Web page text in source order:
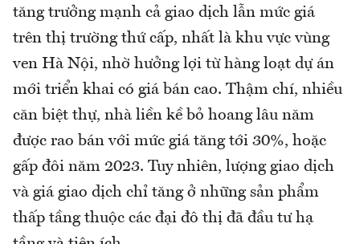
tăng trưởng mạnh cả giao dịch lẫn mức giá
trên thị trường thứ cấp, nhất là khu vực vùng
ven Hà Nội, nhờ hưởng lợi từ hàng loạt dự án
mới triển khai có giá bán cao. Thậm chí, nhiều
căn biệt thự, nhà liền kề bỏ hoang lâu năm
được rao bán với mức giá tăng tới 30%, hoặc
gấp đôi năm 2023. Tuy nhiên, lượng giao dịch
và giá giao dịch chỉ tăng ở những sản phẩm
thấp tầng thuộc các đại đô thị đã đầu tư hạ